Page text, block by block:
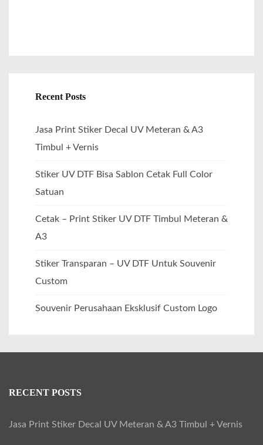
Recent Posts
Jasa Print Stiker Decal UV Meteran & A3
Timbul + Vernis
Stiker UV DTF Bisa Sablon Cetak Full Color
Satuan
Cetak – Print Stiker UV DTF Timbul Meteran &
A3
Stiker Transparan – UV DTF Untuk Souvenir
Custom
Souvenir Perusahaan Eksklusif Custom Logo
RECENT POSTS
Jasa Print Stiker Decal UV Meteran & A3 Timbul + Vernis